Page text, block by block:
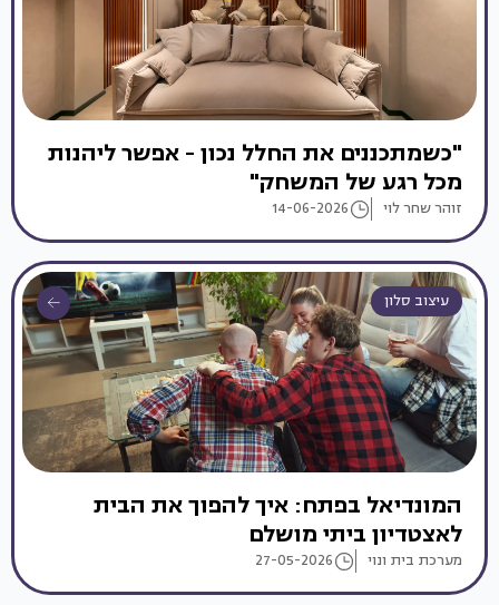
"כשמתכננים את החלל נכון - אפשר ליהנות
מכל רגע של המשחק"
זוהר שחר לוי 14-06-2026
עיצוב סלון
המונדיאל בפתח: איך להפוך את הבית
לאצטדיון ביתי מושלם
מערכת בית ונוי 27-05-2026